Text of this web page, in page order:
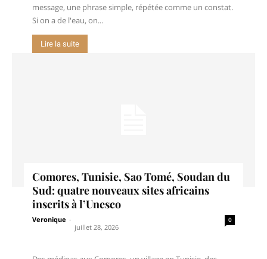
message, une phrase simple, répétée comme un constat.
Si on a de l'eau, on...
Lire la suite
Comores, Tunisie, Sao Tomé, Soudan du
Sud: quatre nouveaux sites africains
inscrits à l’Unesco
Veronique
juillet 28, 2026
0